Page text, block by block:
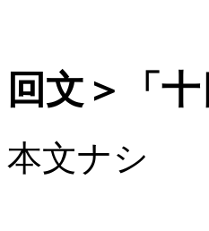
回文＞「
本文ナシ